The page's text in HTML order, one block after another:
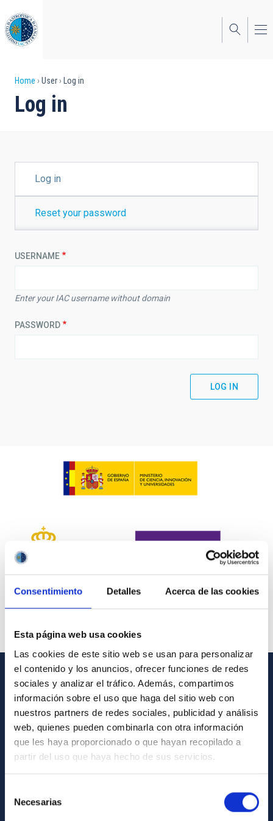
Consentimiento Detalles Acerca de las cookies
Esta página web usa cookies
Las cookies de este sitio web se usan para personalizar
el contenido y los anuncios, ofrecer funciones de redes
sociales y analizar el tráfico. Además, compartimos
información sobre el uso que haga del sitio web con
nuestros partners de redes sociales, publicidad y análisis
web, quienes pueden combinarla con otra información
que les haya proporcionado o que hayan recopilado a
partir del uso que haya hecho de sus servicios.
Necesarias
to
main
content
Breadcrumb
Home User Log in
Log in
TABSLog in
Reset your password
USERNAME
Enter your IAC username without domain
PASSWORD
GENERAL INFORMATION
Contact
How to get to the IAC
List of personnel
Library
General register